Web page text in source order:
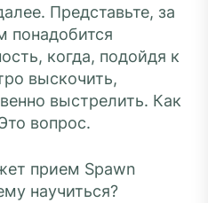
Представьте, за
понадобится
когда, подойдя к
выскочить,
выстрелить. Как
вопрос.
прием Spawn
научиться?